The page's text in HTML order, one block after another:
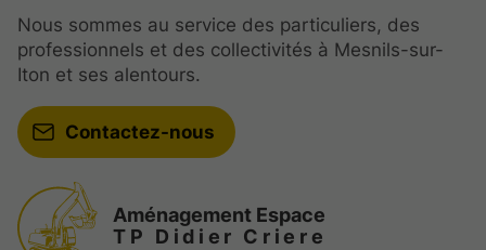
Aménagement Espace
TP Didier Criere
Nous sommes au service des particuliers, des
professionnels et des collectivités à Mesnils-sur-
Iton et ses alentours.
Contactez-nous